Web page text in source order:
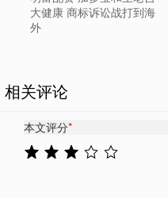
大健康 商标诉讼战打到海
外
相关评论
本文评分*